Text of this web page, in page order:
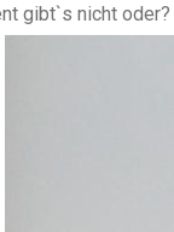
gibt`s nicht oder?